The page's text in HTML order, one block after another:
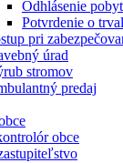
Odhlásenie
Potvrdenie o
pri
úrad
stromov
predaj
obce